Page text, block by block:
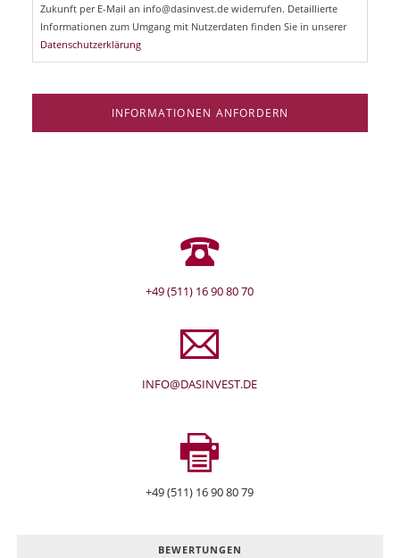
Zukunft per E-Mail an info@dasinvest.de widerrufen. Detaillierte
Informationen zum Umgang mit Nutzerdaten finden Sie in unserer
Datenschutzerklärung
INFORMATIONEN ANFORDERN
+49 (511) 16 90 80 70
INFO@DASINVEST.DE
+49 (511) 16 90 80 79
BEWERTUNGEN